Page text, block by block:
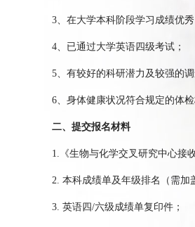
3、在大学本科阶段学习成绩优
4、已通过大学英语四级考试；
5、有较好的科研潜力及较强的
6、身体健康状况符合规定的体
二、提交报名材料
1. 《生物与化学交叉研究中心接
2. 本科成绩单及年级排名（需加
3. 英语四/六级成绩单复印件；